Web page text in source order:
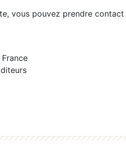
vous pouvez prendre